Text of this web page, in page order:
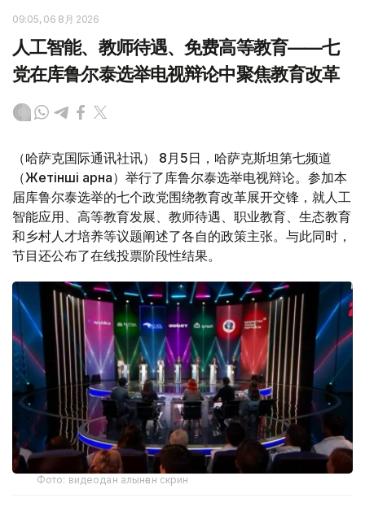
09:05, 06 8月 2026
人工智能、教师待遇、免费高等教育——七
党在库鲁尔泰选举电视辩论中聚焦教育改革
（哈萨克国际通讯社讯） 8月5日，哈萨克斯坦第七频道
（Жетінші арна）举行了库鲁尔泰选举电视辩论。参加本
届库鲁尔泰选举的七个政党围绕教育改革展开交锋，就人工
智能应用、高等教育发展、教师待遇、职业教育、生态教育
和乡村人才培养等议题阐述了各自的政策主张。与此同时，
节目还公布了在线投票阶段性结果。
Фото: видеодан алынған скрин